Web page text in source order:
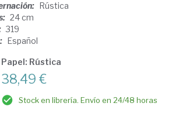
Rústica
24 cm
319
Español
Papel: Rústica
38,49 €
Stock en librería. Envío en 24/48 horas